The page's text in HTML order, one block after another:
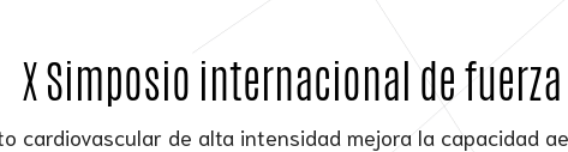
X Simposio internacional de fuerza
cardiovascular de alta intensidad mejora la capacidad